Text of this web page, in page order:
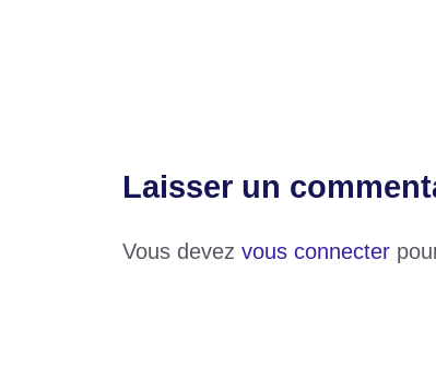
Laisser un
Vous devez vous connecter